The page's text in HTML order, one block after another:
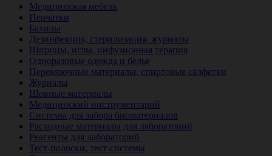
Медицинская мебель
Перчатки
Бахилы
Дезинфекция, стерилизация, журналы
Шприцы, иглы, инфузионная терапия
Одноразовые одежда и белье
Перевязочные материалы, спиртовые салфетки
Журналы
Шовные материалы
Медицинский инструментарий
Системы для забора биоматериалов
Расходные материалы для лабораторий
Реагенты для лабораторий
Тест-полоски, тест-системы